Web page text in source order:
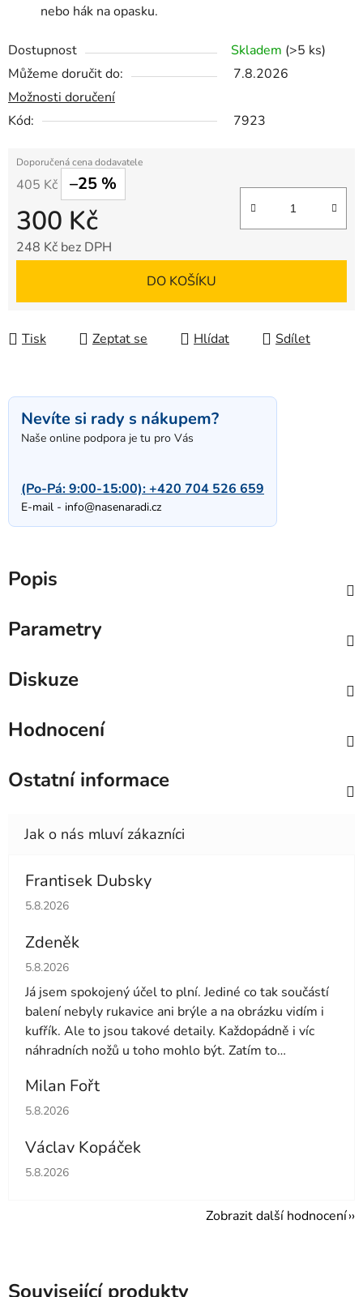
nebo hák na opasku.
Dostupnost Skladem (>5 ks)
Můžeme doručit do:
7.8.2026
Možnosti doručení
Kód:
7923
405 Kč –25 %
300 Kč
248 Kč bez DPH
DO KOŠÍKU
Tisk Zeptat se Hlídat Sdílet
Nevíte si rady s nákupem?
Naše online podpora je tu pro Vás
(Po-Pá: 9:00-15:00):+420 704 526 659
E-mail - info@nasenaradi.cz
Popis
Parametry
Diskuze
Hodnocení
Ostatní informace
Frantisek Dubsky
Hodnocení obchodu je 5 z 5 hvězdiček.
5.8.2026
Zdeněk
Hodnocení obchodu je 4 z 5 hvězdiček.
5.8.2026
Já jsem spokojený účel to plní. Jediné co tak součástí
balení nebyly rukavice ani brýle a na obrázku vidím i
kufřík. Ale to jsou takové detaily. Každopádně i víc
náhradních nožů u toho mohlo být. Zatím to
Milan Fořt
Hodnocení obchodu je 5 z 5 hvězdiček.
5.8.2026
Václav Kopáček
Hodnocení obchodu je 5 z 5 hvězdiček.
5.8.2026
Zobrazit další hodnocení
Související produkty